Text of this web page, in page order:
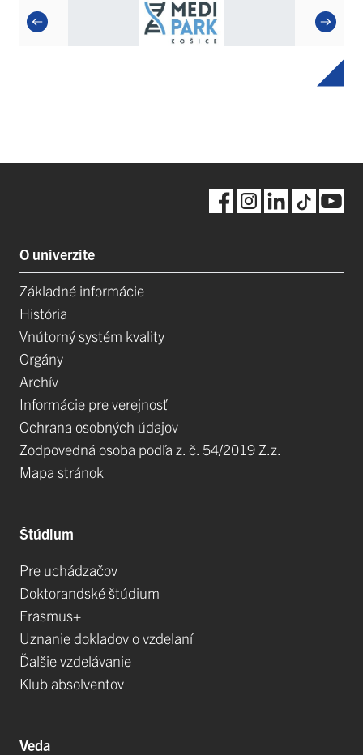
O univerzite
Základné informácie
História
Vnútorný systém kvality
Orgány
Archív
Informácie pre verejnosť
Ochrana osobných údajov
Zodpovedná osoba podľa z. č. 54/2019 Z.z.
Mapa stránok
Štúdium
Pre uchádzačov
Doktorandské štúdium
Erasmus+
Uznanie dokladov o vzdelaní
Ďalšie vzdelávanie
Klub absolventov
Veda